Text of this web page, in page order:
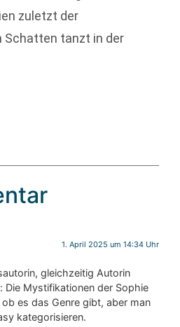
zuletzt der
Schatten tanzt in der
1. April 2025 um 14:34 Uhr
gleichzeitig Autorin
Die Mystifikationen der Sophie
es das Genre gibt, aber man
kategorisieren.